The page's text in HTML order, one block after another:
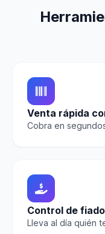
Venta rápida
Cobra en
Control de
Lleva al día quién